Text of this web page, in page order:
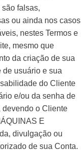
falsas,
ou ainda nos casos
nestes Termos e
mesmo que
da criação de sua
de usuário e sua
do Cliente
e/ou da senha de
devendo o Cliente
E
divulgação ou
de sua Conta.